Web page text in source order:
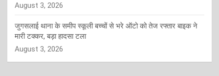
August 3, 2026
जुगसलाई थाना के समीप स्कूली बच्चों से भरे ऑटो को तेज रफ्तार बाइक ने
मारी टक्कर, बड़ा हादसा टला
August 3, 2026